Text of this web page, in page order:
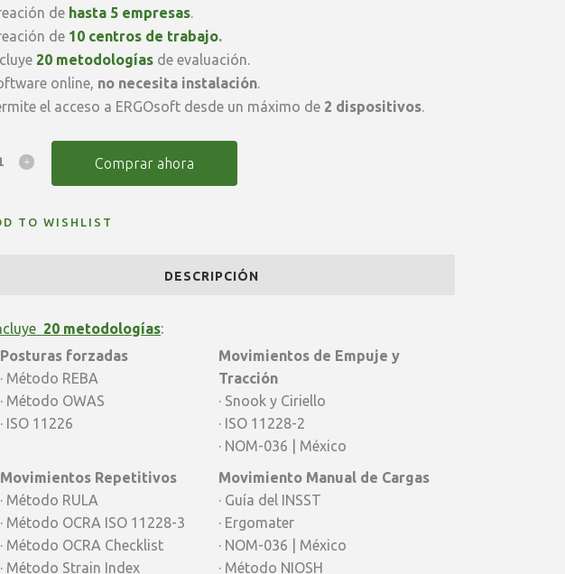
de hasta 5 empresas.
de 10 centros de trabajo.
20 metodologías de evaluación.
online, no necesita instalación.
el acceso a ERGOsoft desde un máximo de 2 dispositivos.
Comprar ahora
TO WISHLIST
DESCRIPCIÓN
20 metodologías:
Posturas forzadas
· Método REBA
· Método OWAS
· ISO 11226
Movimientos de Empuje y
Tracción
· Snook y Ciriello
· ISO 11228-2
· NOM-036 | México
Movimientos Repetitivos
· Método RULA
· Método OCRA ISO 11228-3
· Método OCRA Checklist
· Método Strain Index
Movimiento Manual de Cargas
· Guía del INSST
· Ergomater
· NOM-036 | México
· Método NIOSH